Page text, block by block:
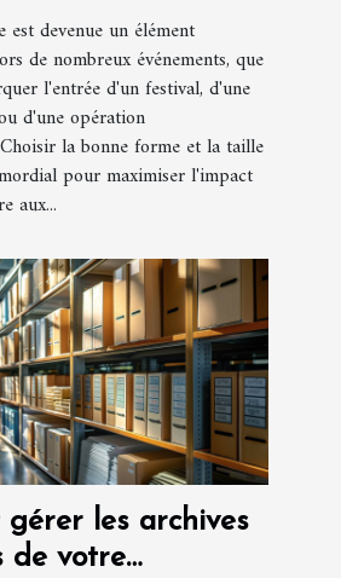
devenue un élément
de nombreux événements, que
l'entrée d'un festival, d'une
d'une opération
la bonne forme et la taille
pour maximiser l'impact
aux...
gérer les archives
de votre